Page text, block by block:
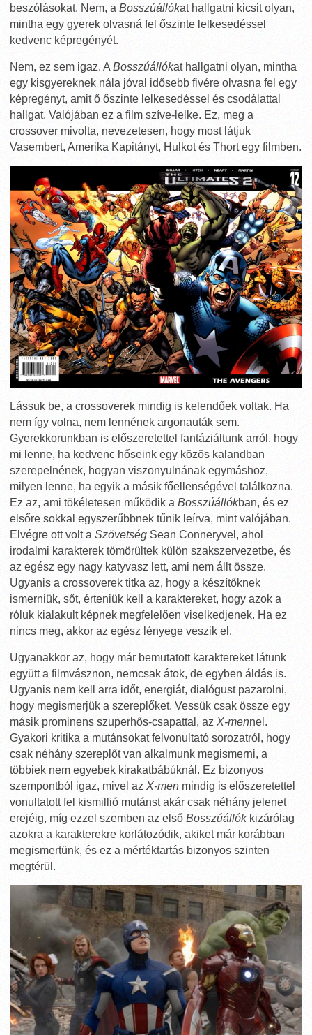
beszólásokat. Nem, a Bosszúállókat hallgatni kicsit olyan,
mintha egy gyerek olvasná fel őszinte lelkesedéssel
kedvenc képregényét.
Nem, ez sem igaz. ABosszúállókat hallgatni olyan, mintha
egy kisgyereknek nála jóval idősebb fivére olvasna fel egy
képregényt, amit ő őszinte lelkesedéssel és csodálattal
hallgat. Valójában ez a film szíve-lelke. Ez, meg a
crossover mivolta, nevezetesen, hogy most látjuk
Vasembert, Amerika Kapitányt, Hulkot és Thort egy filmben.
Lássuk be, a crossoverek mindig is kelendőek voltak. Ha
nem így volna, nem lennének argonauták sem.
Gyerekkorunkban is előszeretettel fantáziáltunk arról, hogy
mi lenne, ha kedvenc hőseink egy közös kalandban
szerepelnének, hogyan viszonyulnának egymáshoz,
milyen lenne, ha egyik a másik főellenségével találkozna.
Ez az, ami tökéletesen működik a Bosszúállókban, és ez
elsőre sokkal egyszerűbbnek tűnik leírva, mint valójában.
Elvégre ott volt a Szövetség Sean Conneryvel, ahol
irodalmi karakterek tömörültek külön szakszervezetbe, és
az egész egy nagy katyvasz lett, ami nem állt össze.
Ugyanis a crossoverek titka az, hogy a készítőknek
ismerniük, sőt, érteniük kell a karaktereket, hogy azok a
róluk kialakult képnek megfelelően viselkedjenek. Ha ez
nincs meg, akkor az egész lényege veszik el.
Ugyanakkor az, hogy már bemutatott karaktereket látunk
együtt a filmvásznon, nemcsak átok, de egyben áldás is.
Ugyanis nem kell arra időt, energiát, dialógust pazarolni,
hogy megismerjük a szereplőket. Vessük csak össze egy
másik prominens szuperhős-csapattal, az X-mennel.
Gyakori kritika a mutánsokat felvonultató sorozatról, hogy
csak néhány szereplőt van alkalmunk megismerni, a
többiek nem egyebek kirakatbábúknál. Ez bizonyos
szempontból igaz, mivel az X-men mindig is előszeretettel
vonultatott fel kismillió mutánst akár csak néhány jelenet
erejéig, míg ezzel szemben az első Bosszúállókkizárólag
azokra a karakterekre korlátozódik, akiket már korábban
megismertünk, és ez a mértéktartás bizonyos szinten
megtérül.